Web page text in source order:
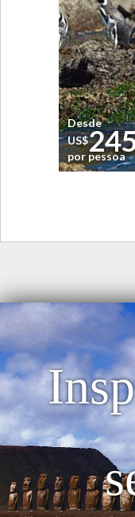
Desde
US$
por pessoa